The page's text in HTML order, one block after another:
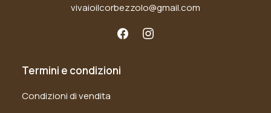
vivaioilcorbezzolo@gmail.com
Termini e condizioni
Condizioni di vendita